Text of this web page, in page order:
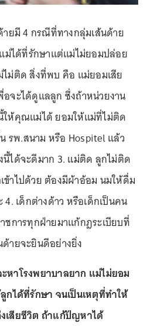
ยมี 4 กรณีที่ทางกลุ่มเส้นด้าย
ม่ได้ที่รักษาแต่แม่ไม่ยอมปล่อย
ม่ติด สิ่งที่พบ คือ แม่ยอมเสีย
จะได้ดูแลลูก ซึ่งถ้าหน่วยงาน
ให้คุณแม่ได้ ยอมให้แม่ที่ไม่ติด
รพ.สนาม หรือ Hospitel แล้ว
นี้ได้จะดีมาก 3. แม่ติด ลูกไม่ติด
าไปด้วย ต้องมีผ้าอ้อม นมให้ดื่ม
เด็กต่างด้าว หรือเด็กเป็นคน
ชการทุกฝ่ายมาแก้กฎระเบียบที่
ายจะยินดีอย่างยิ่ง
าโรงพยาบาลยาก แม่ไม่ยอม
กได้ที่รักษา จนเป็นเหตุที่ทำให้
เสียชีวิต ถ้าแก้ปัญหาได้